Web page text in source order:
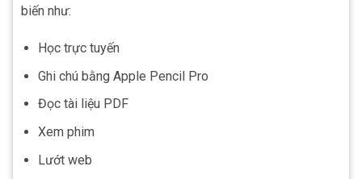
biến như:
Học trực tuyến
Ghi chú bằng Apple Pencil Pro
Đọc tài liệu PDF
Xem phim
Lướt web